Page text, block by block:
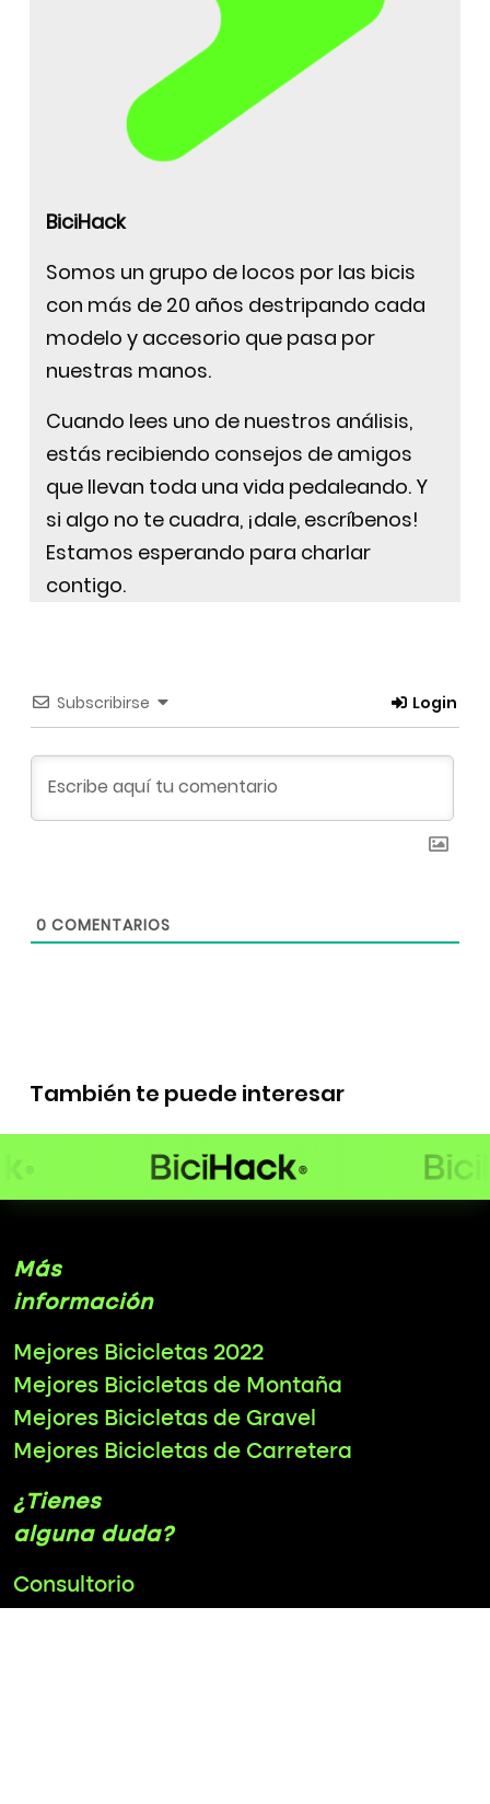
BiciHack
Somos un grupo de locos por las bicis
con más de 20 años destripando cada
modelo y accesorio que pasa por
nuestras manos.
Cuando lees uno de nuestros análisis,
estás recibiendo consejos de amigos
que llevan toda una vida pedaleando. Y
si algo no te cuadra, ¡dale, escríbenos!
Estamos esperando para charlar
contigo.
Subscribirse Login
0 COMENTARIOS
También te puede interesar
Más
información
Mejores Bicicletas 2022
Mejores Bicicletas de Montaña
Mejores Bicicletas de Gravel
Mejores Bicicletas de Carretera
¿Tienes
alguna duda?
Consultorio